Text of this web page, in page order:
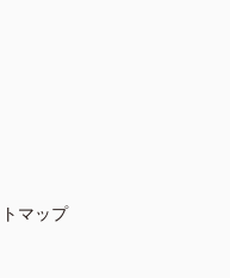
マップ